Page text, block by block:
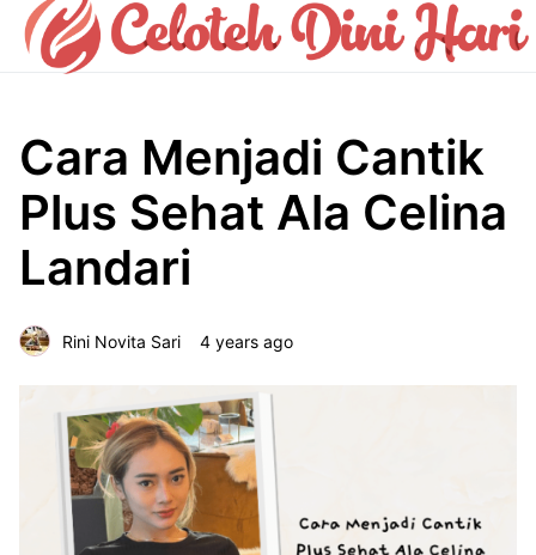
Cara Menjadi Cantik
Plus Sehat Ala Celina
Landari
Rini Novita Sari 4 years ago